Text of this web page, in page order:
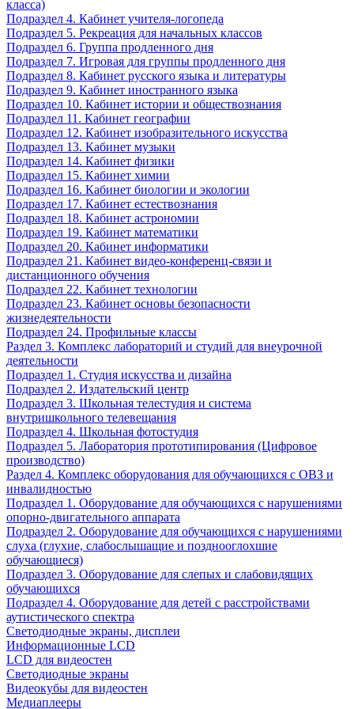
класса)
Подраздел 4. Кабинет учителя-логопеда
Подраздел 5. Рекреация для начальных классов
Подраздел 6. Группа продленного дня
Подраздел 7. Игровая для группы продленного дня
Подраздел 8. Кабинет русского языка и литературы
Подраздел 9. Кабинет иностранного языка
Подраздел 10. Кабинет истории и обществознания
Подраздел 11. Кабинет географии
Подраздел 12. Кабинет изобразительного искусства
Подраздел 13. Кабинет музыки
Подраздел 14. Кабинет физики
Подраздел 15. Кабинет химии
Подраздел 16. Кабинет биологии и экологии
Подраздел 17. Кабинет естествознания
Подраздел 18. Кабинет астрономии
Подраздел 19. Кабинет математики
Подраздел 20. Кабинет информатики
Подраздел 21. Кабинет видео-конференц-связи и
дистанционного обучения
Подраздел 22. Кабинет технологии
Подраздел 23. Кабинет основы безопасности
жизнедеятельности
Подраздел 24. Профильные классы
Раздел 3. Комплекс лабораторий и студий для внеурочной
деятельности
Подраздел 1. Студия искусства и дизайна
Подраздел 2. Издательский центр
Подраздел 3. Школьная телестудия и система
внутришкольного телевещания
Подраздел 4. Школьная фотостудия
Подраздел 5. Лаборатория прототипирования (Цифровое
производство)
Раздел 4. Комплекс оборудования для обучающихся с ОВЗ и
инвалидностью
Подраздел 1. Оборудование для обучающихся с нарушениями
опорно-двигательного аппарата
Подраздел 2. Оборудование для обучающихся с нарушениями
слуха (глухие, слабослышащие и позднооглохшие
обучающиеся)
Подраздел 3. Оборудование для слепых и слабовидящих
обучающихся
Подраздел 4. Оборудование для детей с расстройствами
аутистического спектра
Светодиодные экраны, дисплеи
Информационные LCD
LCD для видеостен
Светодиодные экраны
Видеокубы для видеостен
Медиаплееры